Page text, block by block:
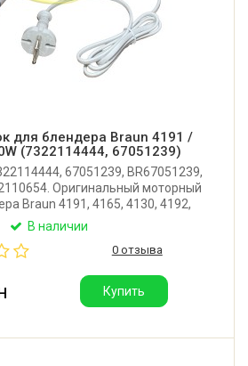
для блендера Braun 4191 /
(7322114444, 67051239)
67051239, BR67051239,
Оригинальный моторный
Braun 4191, 4165, 4130, 4192,
500-600W. Количество
Румыния.
В наличии
0 отзыва
Купить